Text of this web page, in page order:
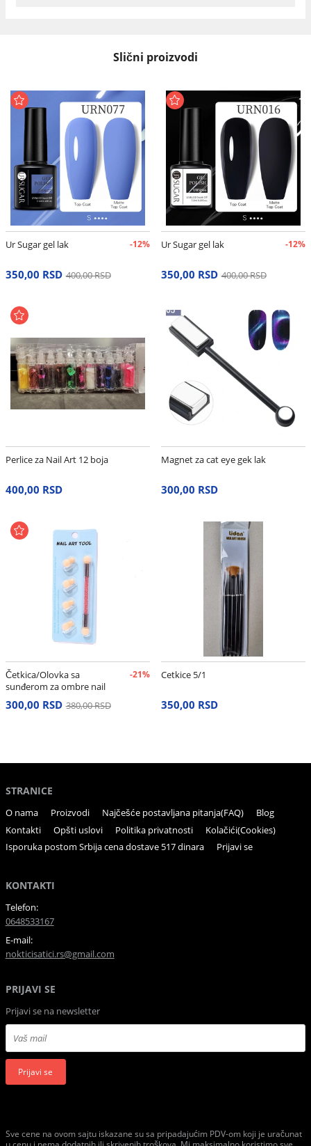
Slični proizvodi
Ur Sugar gel lak -12%
350,00 RSD 400,00 RSD
Ur Sugar gel lak -12%
350,00 RSD 400,00 RSD
Perlice za Nail Art 12 boja
400,00 RSD
Magnet za cat eye gek lak
300,00 RSD
Četkica/Olovka sa
sunđerom za ombre nail
art
-21%
300,00 RSD 380,00 RSD
Cetkice 5/1
350,00 RSD
STRANICE
O nama Proizvodi Najčešće postavljana pitanja(FAQ)
Blog
Kontakti
Opšti uslovi Politika privatnosti
Kolačići(Cookies)
Isporuka postom Srbija cena dostave 517 dinara
Prijavi se
KONTAKTI
Telefon:
0648533167
E-mail:
nokticisatici.rs@gmail.com
PRIJAVI SE
Prijavi se na newsletter
Prijavi se
Sve cene na ovom sajtu iskazane su sa pripadajućim PDV-om koji je uračunat